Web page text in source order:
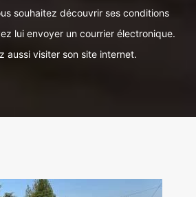
souhaitez découvrir ses conditions
lui envoyer un courrier électronique.
aussi visiter son site internet.